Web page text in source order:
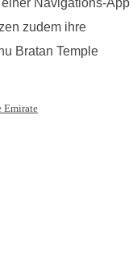
Emirate
Navigations-App
zudem ihre
Bratan Temple